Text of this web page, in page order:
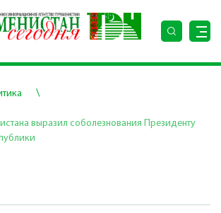
\
выразил соболезнования Президенту